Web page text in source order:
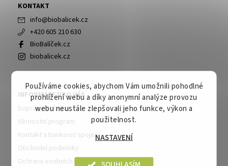
KONTAKT
info@biobalicek.cz
+420 605 210 630
BioBalíček.cz
biobalicek.cz
INFORMACE PRO VÁS
Doprava a platba
Věrnostní program
Kontakt a bankovní spojení
Obchodní podmínky
Ochrana osobních údajů
Používáme cookies, abychom Vám umožnili pohodlné
prohlížení webu a díky anonymní analýze provozu
webu neustále zlepšovali jeho funkce, výkon a
použitelnost.
NASTAVENÍ